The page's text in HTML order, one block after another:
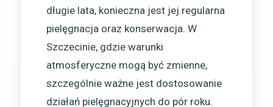
długie lata, konieczna jest jej regularna
pielęgnacja oraz konserwacja. W
Szczecinie, gdzie warunki
atmosferyczne mogą być zmienne,
szczególnie ważne jest dostosowanie
działań pielęgnacyjnych do pór roku.